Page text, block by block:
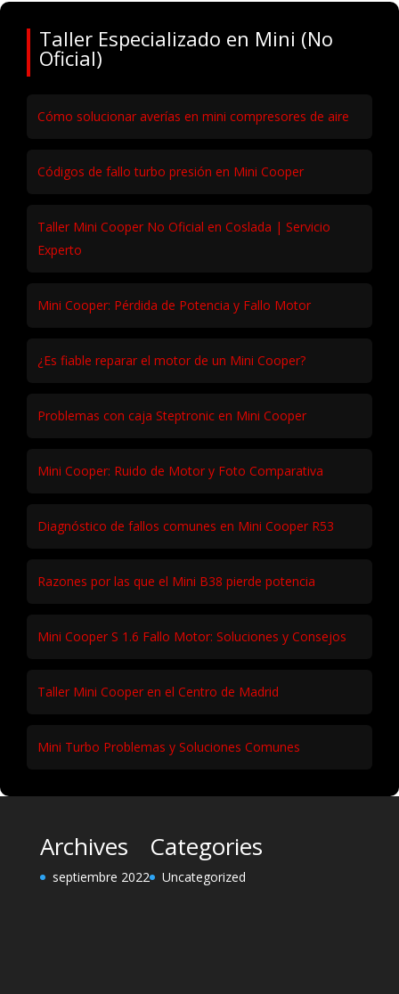
Taller Especializado en Mini (No
Oficial)
Cómo solucionar averías en mini compresores de aire
Códigos de fallo turbo presión en Mini Cooper
Taller Mini Cooper No Oficial en Coslada | Servicio
Experto
Mini Cooper: Pérdida de Potencia y Fallo Motor
¿Es fiable reparar el motor de un Mini Cooper?
Problemas con caja Steptronic en Mini Cooper
Mini Cooper: Ruido de Motor y Foto Comparativa
Diagnóstico de fallos comunes en Mini Cooper R53
Razones por las que el Mini B38 pierde potencia
Mini Cooper S 1.6 Fallo Motor: Soluciones y Consejos
Taller Mini Cooper en el Centro de Madrid
Mini Turbo Problemas y Soluciones Comunes
Archives
septiembre 2022
Categories
Uncategorized